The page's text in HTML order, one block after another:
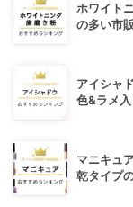
ホワイト
の多い市
アイシャ
色&ラメ入
マニキュ
乾タイプ